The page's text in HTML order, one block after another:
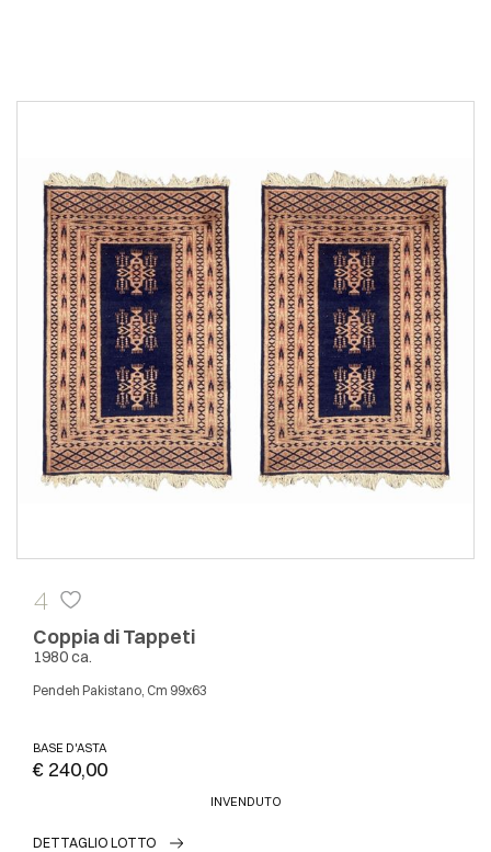
4
Coppia di Tappeti
1980 ca.
Pendeh Pakistano, Cm 99x63
BASE D'ASTA
€ 240,00
INVENDUTO
DETTAGLIO LOTTO